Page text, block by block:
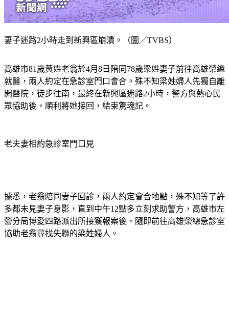
就醫，兩人約定在急診室門口會合。殊不知梁姓婦人先獨自離
開醫院，徒步往南，最終在新興區迷路2小時，警方與熱心民
眾協助後，順利將她接回，結束驚魂記。
多都未見妻子身影，直到中午12點多立刻求助警方，高雄市左
營分局博愛四路派出所接獲報案後，隨即前往高雄榮總急診室
協助老翁尋找失聯的梁姓婦人。